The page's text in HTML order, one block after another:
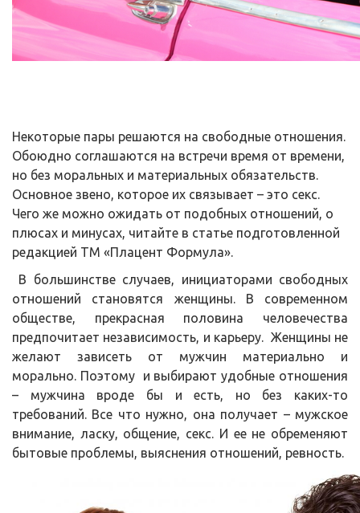
Некоторые пары решаются на свободные отношения.
Обоюдно соглашаются на встречи время от времени,
но без моральных и материальных обязательств.
Основное звено, которое их связывает – это секс.
Чего же можно ожидать от подобных отношений, о
плюсах и минусах, читайте в статье подготовленной
редакцией ТМ «Плацент Формула».
В большинстве случаев, инициаторами свободных
отношений становятся женщины. В современном
обществе, прекрасная половина человечества
предпочитает независимость, и карьеру. Женщины не
желают зависеть от мужчин материально и
морально. Поэтому и выбирают удобные отношения
– мужчина вроде бы и есть, но без каких-то
требований. Все что нужно, она получает – мужское
внимание, ласку, общение, секс. И ее не обременяют
бытовые проблемы, выяснения отношений, ревность.